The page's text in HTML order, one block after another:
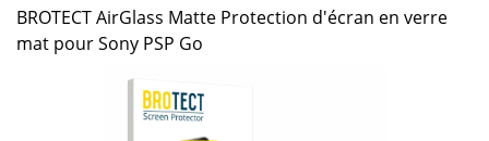
BROTECT AirGlass Matte Protection d'écran en verre
mat pour Sony PSP Go